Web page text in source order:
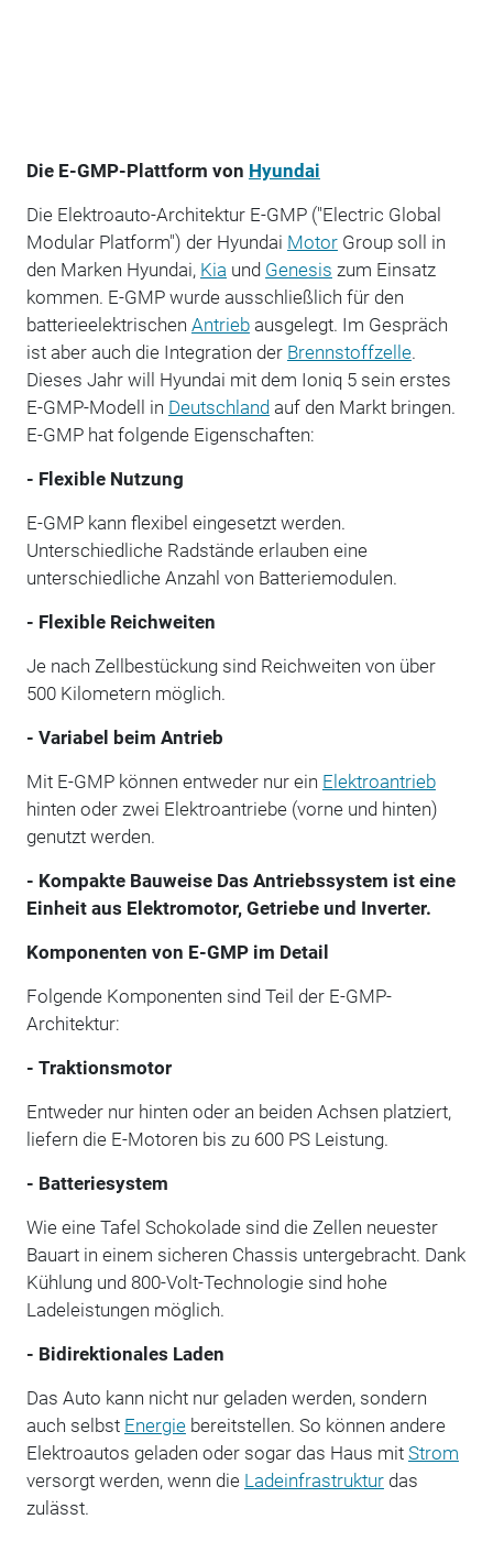
Die E-GMP-Plattform von Hyundai
Die Elektroauto-Architektur E-GMP ("Electric Global
Modular Platform") der Hyundai MotorGroup soll in
den Marken Hyundai, Kia und Genesis zum Einsatz
kommen. E-GMP wurde ausschließlich für den
batterieelektrischen Antriebausgelegt. Im Gespräch
ist aber auch die Integration der Brennstoffzelle.
Dieses Jahr will Hyundai mit dem Ioniq 5 sein erstes
E-GMP-Modell in Deutschlandauf den Markt bringen.
E-GMP hat folgende Eigenschaften:
- Flexible Nutzung
E-GMP kann flexibel eingesetzt werden.
Unterschiedliche Radstände erlauben eine
unterschiedliche Anzahl von Batteriemodulen.
- Flexible Reichweiten
Je nach Zellbestückung sind Reichweiten von über
500 Kilometern möglich.
- Variabel beim Antrieb
Mit E-GMP können entweder nur ein Elektroantrieb
hinten oder zwei Elektroantriebe (vorne und hinten)
genutzt werden.
- Kompakte Bauweise Das Antriebssystem ist eine
Einheit aus Elektromotor, Getriebe und Inverter.
Komponenten von E-GMP im Detail
Folgende Komponenten sind Teil der E-GMP-
Architektur:
- Traktionsmotor
Entweder nur hinten oder an beiden Achsen platziert,
liefern die E-Motoren bis zu 600 PS Leistung.
- Batteriesystem
Wie eine Tafel Schokolade sind die Zellen neuester
Bauart in einem sicheren Chassis untergebracht. Dank
Kühlung und 800-Volt-Technologie sind hohe
Ladeleistungen möglich.
- Bidirektionales Laden
Das Auto kann nicht nur geladen werden, sondern
auch selbst Energiebereitstellen. So können andere
Elektroautos geladen oder sogar das Haus mit Strom
versorgt werden, wenn die Ladeinfrastrukturdas
zulässt.